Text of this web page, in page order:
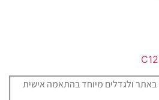
באתר ולגדלים מיוחד בהתאמה אישית